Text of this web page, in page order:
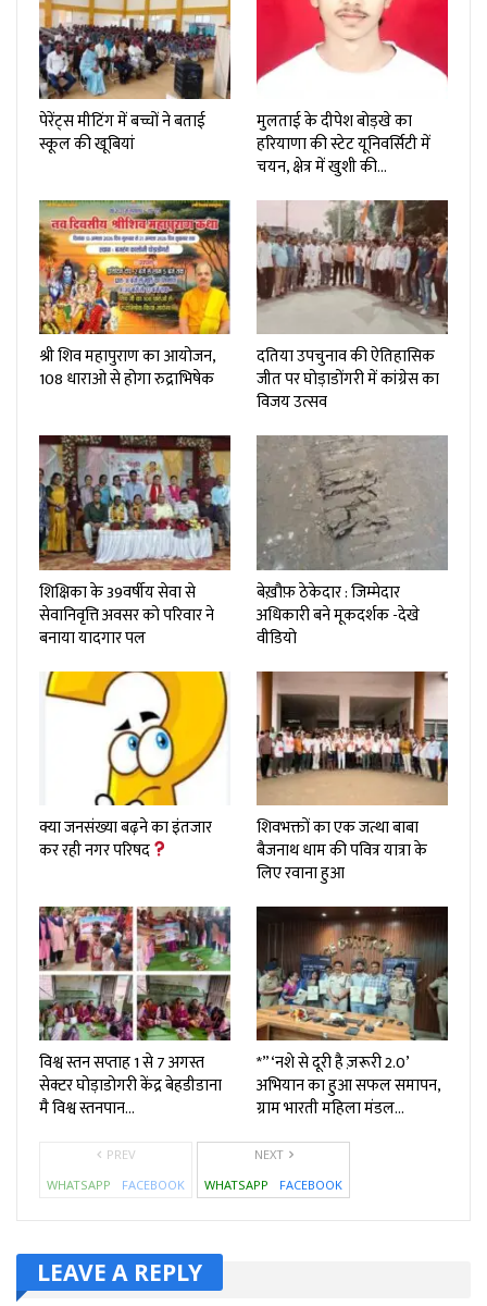
पेरेंट्स मीटिंग में बच्चों ने बताई
स्कूल की खूबियां
मुलताई के दीपेश बोड़खे का
हरियाणा की स्टेट यूनिवर्सिटी में
चयन, क्षेत्र में खुशी की…
श्री शिव महापुराण का आयोजन,
108 धाराओ से होगा रुद्राभिषेक
दतिया उपचुनाव की ऐतिहासिक
जीत पर घोड़ाडोंगरी में कांग्रेस का
विजय उत्सव
शिक्षिका के 39वर्षीय सेवा से
सेवानिवृत्ति अवसर को परिवार ने
बनाया यादगार पल
बेख़ौफ़ ठेकेदार : जिम्मेदार
अधिकारी बने मूकदर्शक -देखे
वीडियो
क्या जनसंख्या बढ़ने का इंतजार
कर रही नगर परिषद
शिवभक्तों का एक जत्था बाबा
बैजनाथ धाम की पवित्र यात्रा के
लिए रवाना हुआ
विश्व स्तन सप्ताह 1 से 7 अगस्त
सेक्टर घोड़ाडोगरी केंद्र बेहडीडाना
मै विश्व स्तनपान…
*”‘नशे से दूरी है ज़रूरी 2.0’
अभियान का हुआ सफल समापन,
ग्राम भारती महिला मंडल…
PREV
WHATSAPP
FACEBOOK
NEXT
WHATSAPP
FACEBOOK
LEAVE A REPLY